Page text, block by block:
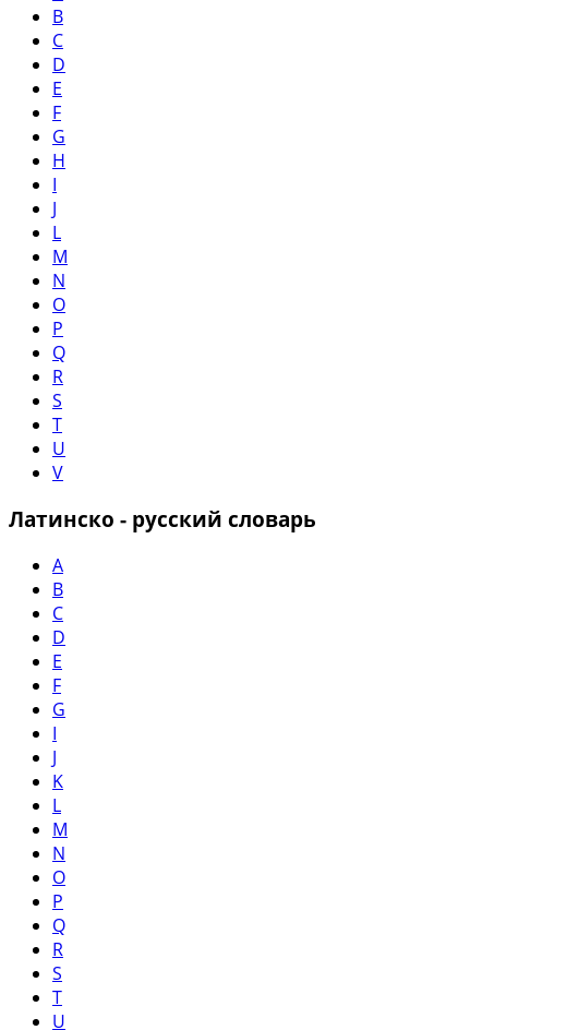
B
C
D
E
F
G
H
I
J
L
M
N
O
P
Q
R
S
T
U
V
Латинско - русский словарь
A
B
C
D
E
F
G
I
J
K
L
M
N
O
P
Q
R
S
T
U